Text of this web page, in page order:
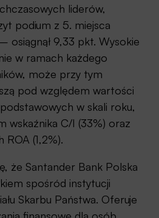
liderów,
podium z 5. miejsca
osiągnął 9,33 pkt. Wysokie
w ramach każdego
może przy tym
pod względem wartości
w skali roku,
wskaźnika C/I (33%) oraz
ROA (1,2%).
że Santander Bank Polska
spośród instytucji
Skarbu Państwa. Oferuje